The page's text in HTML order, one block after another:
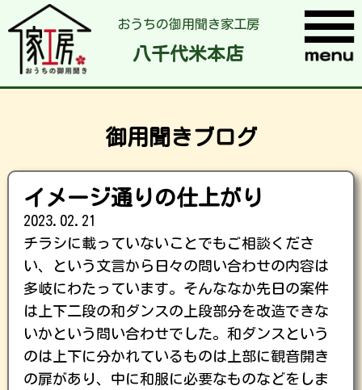
おうちの御用聞き家工房
八千代米本店
御用聞きブログ
イメージ通りの仕上がり
2023.02.21
チラシに載っていないことでもご相談くださ
い、という文言から日々の問い合わせの内容は
多岐にわたっています。そんななか先日の案件
は上下二段の和ダンスの上段部分を改造できな
いかという問い合わせでした。和ダンスという
のは上下に分かれているものは上部に観音開き
の扉があり、中に和服に必要なものなどをしま